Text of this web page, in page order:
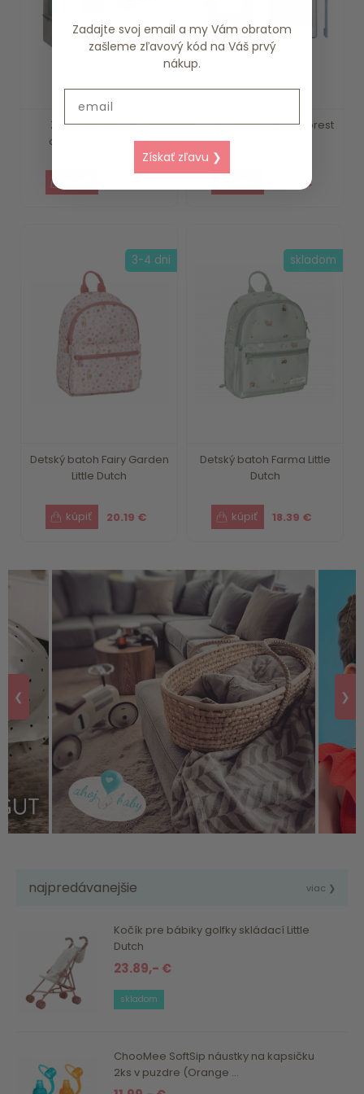
Záhradný domček
drevený Little Dutch
Kresliaci tablet Blue Forest
15.79 €
Detský batoh Fairy Garden
Little Dutch
20.19 €
3-4 dni
Detský batoh Farma Little
Dutch
18.39 €
skladom
❮ ❯
najpredávanejšie viac ❯
Kočík pre bábiky golfky skládací Little
Dutch
23.89,- €
skladom
ChooMee SoftSip náustky na kapsičku
2ks v puzdre (Orange ...
Zadajte svoj email a my Vám obratom
zašleme zľavový kód na Váš prvý
nákup.
Získať zľavu ❯